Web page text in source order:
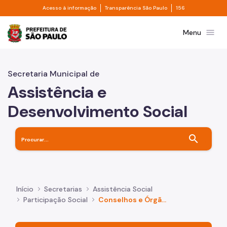
Pular para o Conteúdo principal
Acesso à informação Divisor de acesso à informação
Transparência São Paulo Divisor de
156
Prefeitura de São PauloMenu menu
Secretaria Municipal de
Assistência e
Desenvolvimento Social
search
Início Secretarias
Assistência Social
Participação Social
Conselhos e Órgãos colegiados